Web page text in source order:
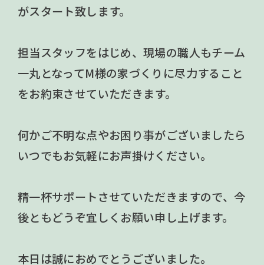
がスタート致します。
担当スタッフをはじめ、現場の職人もチーム
一丸となってM様の家づくりに尽力すること
をお約束させていただきます。
何かご不明な点やお困り事がございましたら
いつでもお気軽にお声掛けください。
精一杯サポートさせていただきますので、今
後ともどうぞ宜しくお願い申し上げます。
本日は誠におめでとうございました。